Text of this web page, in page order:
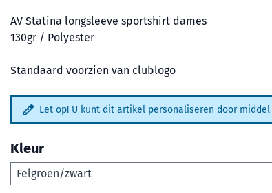
AV Statina longsleeve sportshirt dames
130gr / Polyester
Standaard voorzien van clublogo
Let op! U kunt dit artikel personaliseren door
Kleur